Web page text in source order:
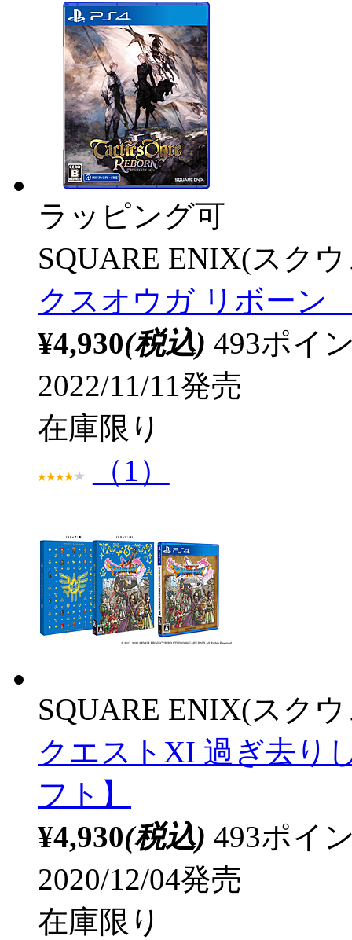
ラッピング可
SQUARE ENIX(スク
クスオウガ リボーン
¥4,930(税込) 493ポイ
2022/11/11発売
在庫限り
（1）
SQUARE ENIX(スク
クエストXI 過ぎ去り
フト】
¥4,930(税込) 493ポイ
2020/12/04発売
在庫限り